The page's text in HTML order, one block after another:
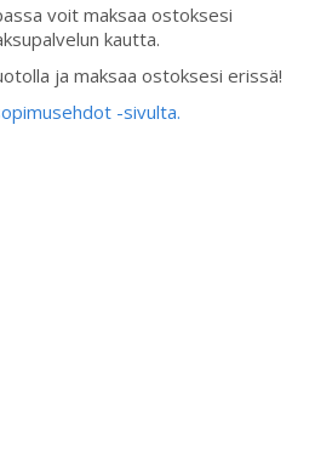
voit maksaa ostoksesi
kautta.
ja maksaa ostoksesi erissä!
-sivulta.